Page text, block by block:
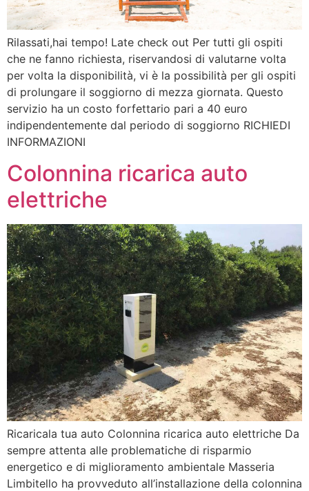
Rilassati,hai tempo! Late check out Per tutti gli ospiti
che ne fanno richiesta, riservandosi di valutarne volta
per volta la disponibilità, vi è la possibilità per gli ospiti
di prolungare il soggiorno di mezza giornata. Questo
servizio ha un costo forfettario pari a 40 euro
indipendentemente dal periodo di soggiorno RICHIEDI
INFORMAZIONI
Colonnina ricarica auto
elettriche
Ricaricala tua auto Colonnina ricarica auto elettriche Da
sempre attenta alle problematiche di risparmio
energetico e di miglioramento ambientale Masseria
Limbitello ha provveduto all’installazione della colonnina